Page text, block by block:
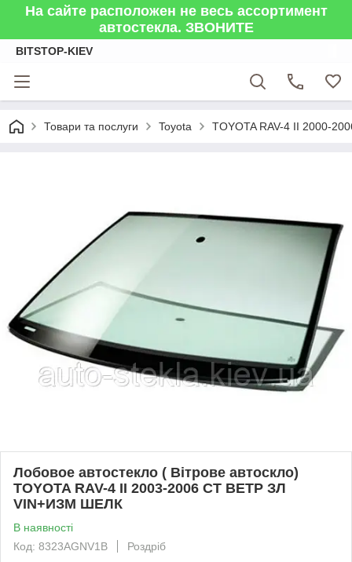
На сайте расположен не весь ассортимент
автостекла. ЗВОНИТЕ
BITSTOP-KIEV
Товари та послуги Toyota TOYOTA RAV-4 II 2000-
Лобовое автостекло ( Вітрове автоскло)
TOYOTA RAV-4 II 2003-2006 СТ ВЕТР ЗЛ
VIN+ИЗМ ШЕЛК
В наявності
Код: 8323AGNV1B
Роздріб